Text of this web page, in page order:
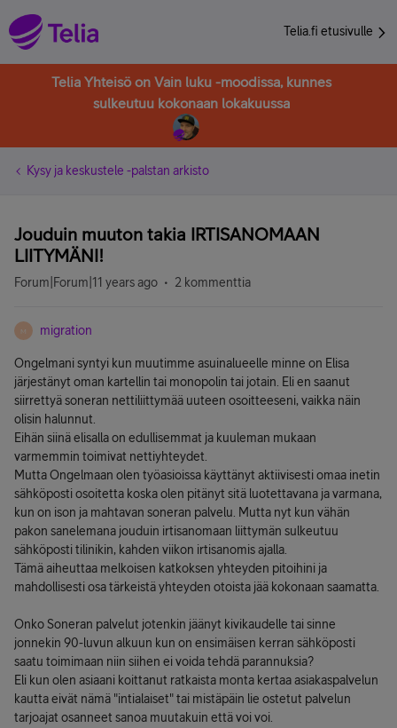
Telia.fi etusivulle
Telia Yhteisö on Vain luku -moodissa, kunnes
sulkeutuu kokonaan lokakuussa
Kysy ja keskustele -palstan arkisto
Jouduin muuton takia IRTISANOMAAN
LIITYMÄNI!
Forum|Forum|11 years ago 2 kommenttia
M migration
Ongelmani syntyi kun muutimme asuinalueelle minne on Elisa
järjestänyt oman kartellin tai monopolin tai jotain. Eli en saanut
siirrettyä soneran nettiliittymää uuteen osoitteeseni, vaikka näin
olisin halunnut.
Eihän siinä elisalla on edullisemmat ja kuuleman mukaan
varmemmin toimivat nettiyhteydet.
Mutta Ongelmaan olen työasioissa käyttänyt aktiivisesti omaa inetin
sähköposti osoitetta koska olen pitänyt sitä luotettavana ja varmana,
kun on ison ja mahtavan soneran palvelu. Mutta nyt kun vähän
pakon sanelemana jouduin irtisanomaan liittymän sulkeutuu
sähköposti tilinikin, kahden viikon irtisanomis ajalla.
Tämä aiheuttaa melkoisen katkoksen yhteyden pitoihini ja
mahdollisesti osa tärkeistä yhteyden otoista jää kokonaan saamatta.
Onko Soneran palvelut jotenkin jäänyt kivikaudelle tai sinne
jonnekin 90-luvun alkuun kun on ensimäisen kerran sähköposti
saatu toimimaan niin siihen ei voida tehdä parannuksia?
Eli kun olen asiaani koittanut ratkaista monta kertaa asiakaspalvelun
kautta eivät nämä "intialaiset" tai mistäpäin lie ostetut palvelun
tarjoajat osanneet sanoa muutakuin että voi voi.